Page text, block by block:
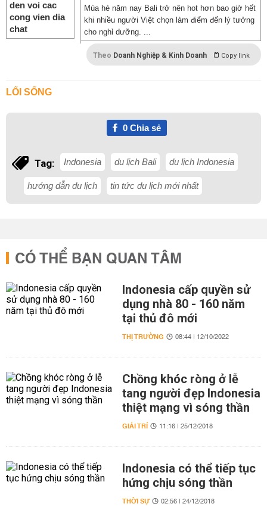
Mùa hè năm nay Bali trở nên hot hơn bao giờ hết
khi nhiều người Việt chọn làm điểm đến lý tưởng
cho nghỉ dưỡng. ...
Theo Doanh Nghiệp & Kinh Doanh Copy link
LỐI SỐNG
0Chia sẻ
Tag: Indonesia du lịch Bali du lịch Indonesia
hướng dẫn du lịch tin tức du lịch mới nhất
CÓ THỂ BẠN QUAN TÂM
Indonesia cấp quyền sử
dụng nhà 80 - 160 năm
tại thủ đô mới
THỊ TRƯỜNG 08:44 | 12/10/2022
Chồng khóc ròng ở lễ
tang người đẹp Indonesia
thiệt mạng vì sóng thần
GIẢI TRÍ 11:16 | 25/12/2018
Indonesia có thể tiếp tục
hứng chịu sóng thần
THỜI SỰ 02:56 | 24/12/2018